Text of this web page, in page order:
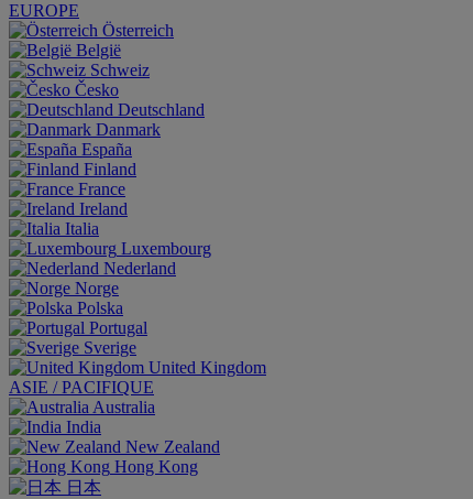
EUROPE
Österreich
België
Schweiz
Česko
Deutschland
Danmark
España
Finland
France
Ireland
Italia
Luxembourg
Nederland
Norge
Polska
Portugal
Sverige
United Kingdom
ASIE / PACIFIQUE
Australia
India
New Zealand
Hong Kong
日本